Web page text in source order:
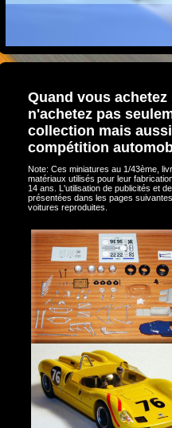
Quand vous
n'achetez pas
collection mais
compétition
Note: Ces miniatures au 1/43ème,
matériaux utilisés pour leur
14 ans. L'utilisation de publicités et
présentées dans les pages
voitures reproduites.